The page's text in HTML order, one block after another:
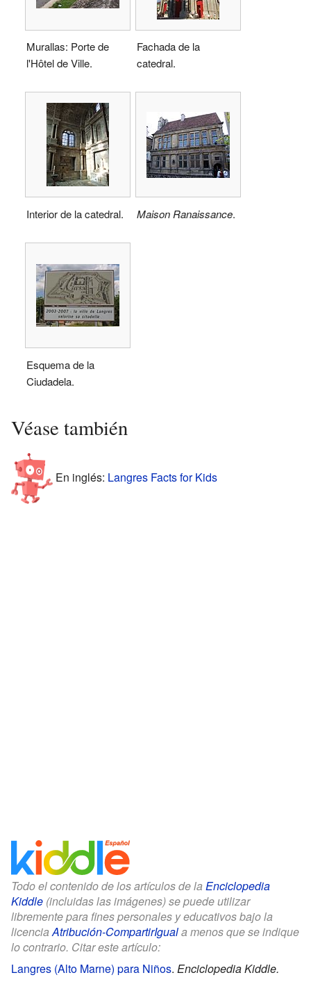
Murallas: Porte de
l'Hôtel de Ville.
Fachada de la
catedral.
Interior de la catedral. Maison Ranaissance.
Esquema de la
Ciudadela.
Véase también
En inglés: Langres Facts for Kids
Todo el contenido de los artículos de la Enciclopedia
Kiddle (incluidas las imágenes) se puede utilizar
libremente para fines personales y educativos bajo la
licencia Atribución-CompartirIguala menos que se indique
lo contrario. Citar este artículo:
Langres (Alto Marne) para Niños. Enciclopedia Kiddle.